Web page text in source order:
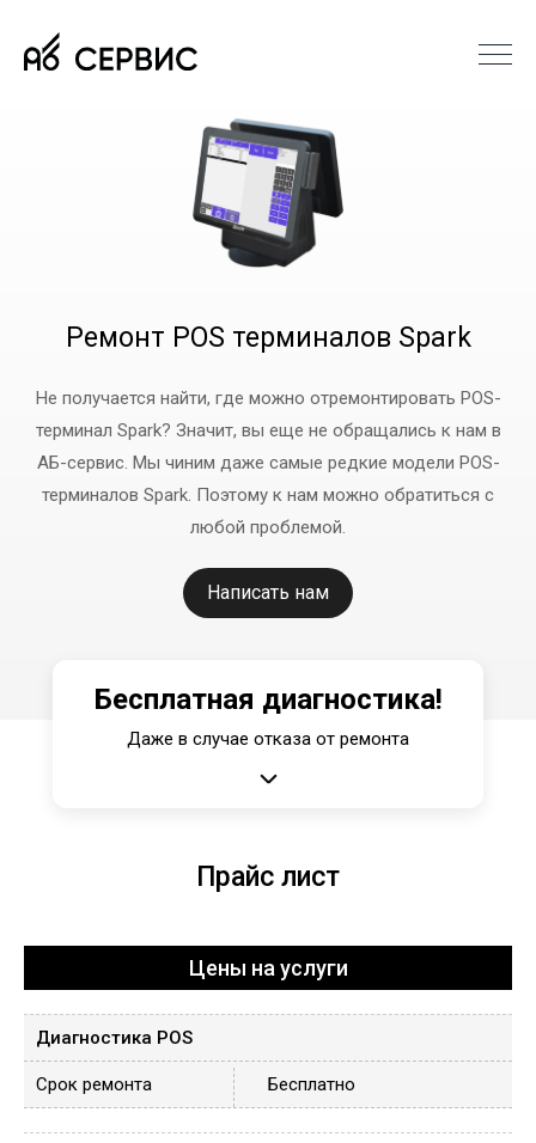
Ремонт POS терминалов Spark
Не получается найти, где можно отремонтировать POS-
терминал Spark? Значит, вы еще не обращались к нам в
АБ-сервис. Мы чиним даже самые редкие модели POS-
терминалов Spark. Поэтому к нам можно обратиться с
любой проблемой.
Написать нам
Бесплатная диагностика!
Даже в случае отказа от ремонта
Прайс лист
Цены на услуги
Диагностика POS
Бесплатно